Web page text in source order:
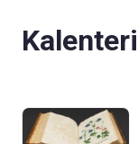
Kalenteri